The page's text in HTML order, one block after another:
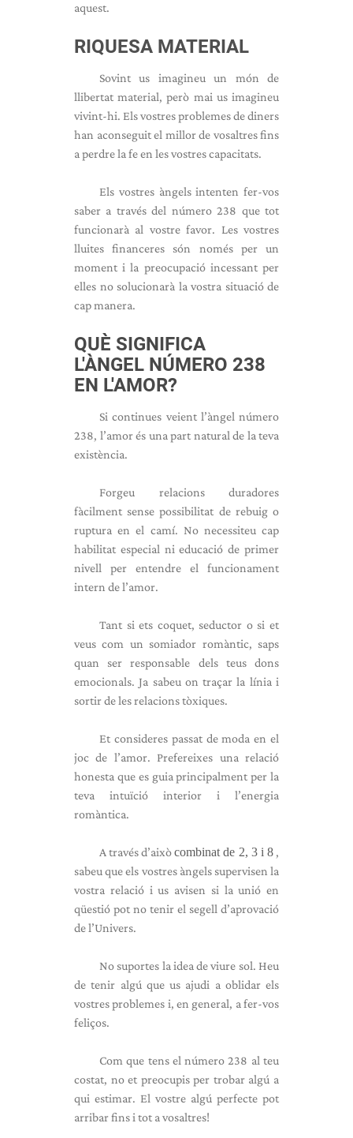
aquest.
RIQUESA MATERIAL
Sovint us imagineu un món de
llibertat material, però mai us imagineu
vivint-hi. Els vostres problemes de diners
han aconseguit el millor de vosaltres fins
a perdre la fe en les vostres capacitats.
Els vostres àngels intenten fer-vos
saber a través del número 238 que tot
funcionarà al vostre favor. Les vostres
lluites financeres són només per un
moment i la preocupació incessant per
elles no solucionarà la vostra situació de
cap manera.
QUÈ SIGNIFICA
L'ÀNGEL NÚMERO 238
EN L'AMOR?
Si continues veient l’àngel número
238, l’amor és una part natural de la teva
existència.
Forgeu relacions duradores
fàcilment sense possibilitat de rebuig o
ruptura en el camí. No necessiteu cap
habilitat especial ni educació de primer
nivell per entendre el funcionament
intern de l’amor.
Tant si ets coquet, seductor o si et
veus com un somiador romàntic, saps
quan ser responsable dels teus dons
emocionals. Ja sabeu on traçar la línia i
sortir de les relacions tòxiques.
Et consideres passat de moda en el
joc de l’amor. Prefereixes una relació
honesta que es guia principalment per la
teva intuïció interior i l’energia
romàntica.
A través d’aixòcombinat de 2, 3 i 8,
sabeu que els vostres àngels supervisen la
vostra relació i us avisen si la unió en
qüestió pot no tenir el segell d’aprovació
de l’Univers.
No suportes la idea de viure sol. Heu
de tenir algú que us ajudi a oblidar els
vostres problemes i, en general, a fer-vos
feliços.
Com que tens el número 238 al teu
costat, no et preocupis per trobar algú a
qui estimar. El vostre algú perfecte pot
arribar fins i tot a vosaltres!